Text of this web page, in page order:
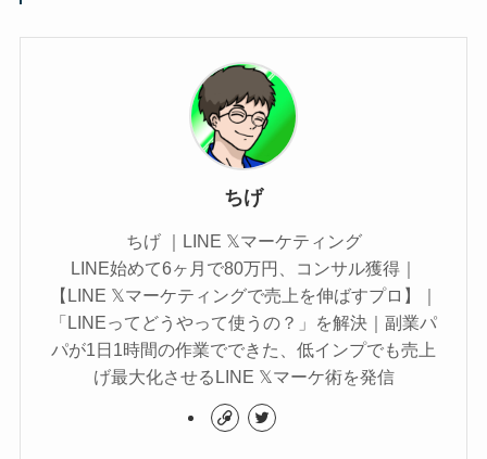
ちげ
ちげ ｜LINE 𝕏マーケティング
LINE始めて6ヶ月で80万円、コンサル獲得｜
【LINE 𝕏マーケティングで売上を伸ばすプロ】｜
「LINEってどうやって使うの？」を解決｜副業パ
パが1日1時間の作業でできた、低インプでも売上
げ最大化させるLINE 𝕏マーケ術を発信